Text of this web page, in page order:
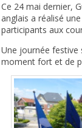
Ce 24 mai dernier,
anglais a réalisé
participants aux
Une journée festive
moment fort et de